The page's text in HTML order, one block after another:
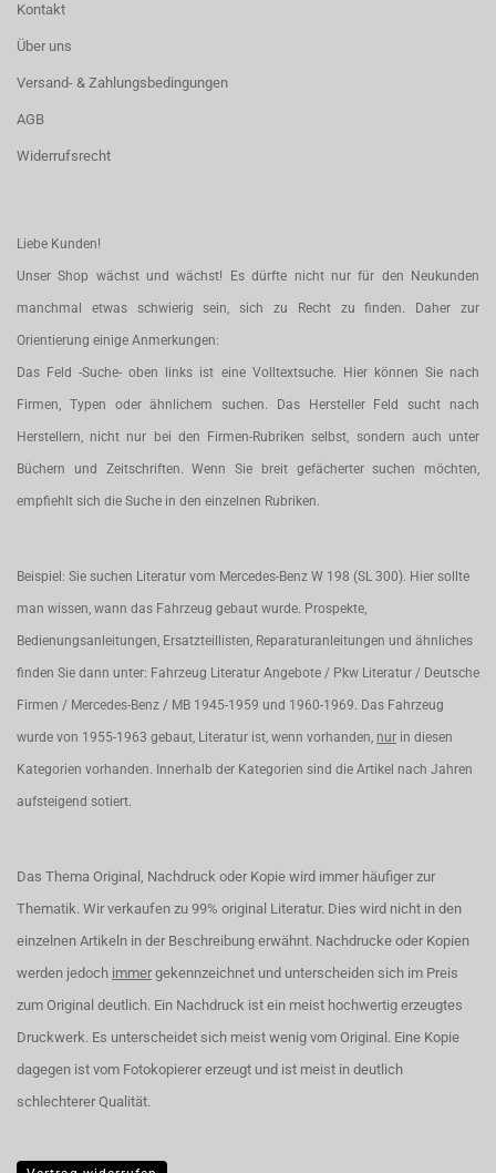
Kontakt
Über uns
Versand- & Zahlungsbedingungen
AGB
Widerrufsrecht
Liebe Kunden!
Unser Shop wächst und wächst! Es dürfte nicht nur für den Neukunden
manchmal etwas schwierig sein, sich zu Recht zu finden. Daher zur
Orientierung einige Anmerkungen:
Das Feld -Suche- oben links ist eine Volltextsuche. Hier können Sie nach
Firmen, Typen oder ähnlichem suchen. Das Hersteller Feld sucht nach
Herstellern, nicht nur bei den Firmen-Rubriken selbst, sondern auch unter
Büchern und Zeitschriften. Wenn Sie breit gefächerter suchen möchten,
empfiehlt sich die Suche in den einzelnen Rubriken.
Beispiel: Sie suchen Literatur vom Mercedes-Benz W 198 (SL 300). Hier sollte
man wissen, wann das Fahrzeug gebaut wurde. Prospekte,
Bedienungsanleitungen, Ersatzteillisten, Reparaturanleitungen und ähnliches
finden Sie dann unter: Fahrzeug Literatur Angebote / Pkw Literatur / Deutsche
Firmen / Mercedes-Benz / MB 1945-1959 und 1960-1969. Das Fahrzeug
wurde von 1955-1963 gebaut, Literatur ist, wenn vorhanden, nur in diesen
Kategorien vorhanden. Innerhalb der Kategorien sind die Artikel nach Jahren
aufsteigend sotiert.
Das Thema Original, Nachdruck oder Kopie wird immer häufiger zur
Thematik. Wir verkaufen zu 99% original Literatur. Dies wird nicht in den
einzelnen Artikeln in der Beschreibung erwähnt. Nachdrucke oder Kopien
werden jedoch immer gekennzeichnet und unterscheiden sich im Preis
zum Original deutlich. Ein Nachdruck ist ein meist hochwertig erzeugtes
Druckwerk. Es unterscheidet sich meist wenig vom Original. Eine Kopie
dagegen ist vom Fotokopierer erzeugt und ist meist in deutlich
schlechterer Qualität.